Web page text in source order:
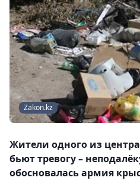
Zakon.kz
Жители одного из
бьют тревогу –
обосновалась армия